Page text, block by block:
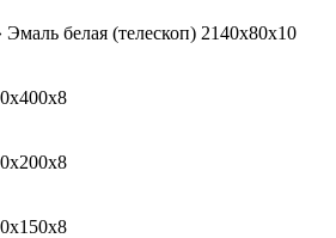
белая (телескоп) 2140х80х10